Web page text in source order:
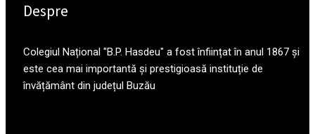
Despre
Colegiul Național "B.P. Hasdeu" a fost înființat în anul 1867 și
este cea mai importantă și prestigioasă instituție de
învățământ din județul Buzău